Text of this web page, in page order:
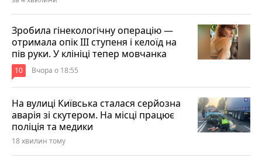
Зробила гінекологічну операцію —
отримала опік ІІІ ступеня і келоїд на
пів руки. У клініці тепер мовчанка
10 Вчора о 18:55
На вулиці Київська сталася серйозна
аварія зі скутером. На місці працює
поліція та медики
18 хвилин тому